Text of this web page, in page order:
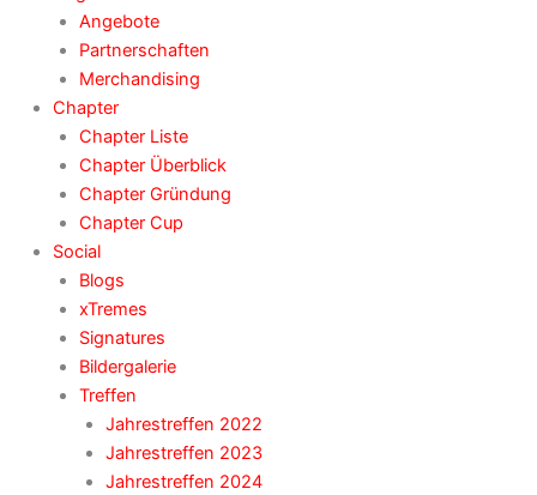
Angebote
Partnerschaften
Merchandising
Chapter
Chapter Liste
Chapter Überblick
Chapter Gründung
Chapter Cup
Social
Blogs
xTremes
Signatures
Bildergalerie
Treffen
Jahrestreffen 2022
Jahrestreffen 2023
Jahrestreffen 2024